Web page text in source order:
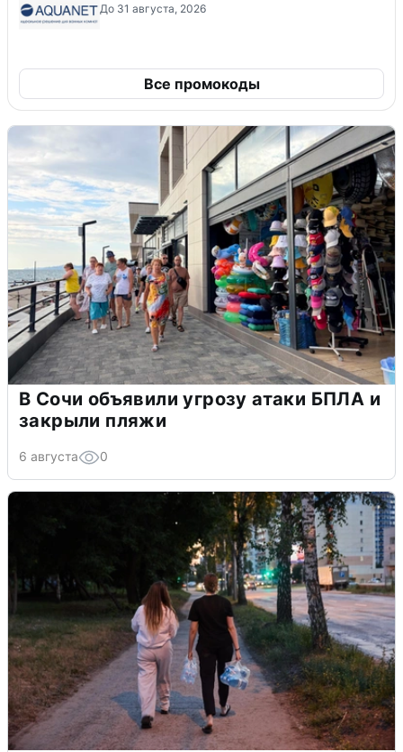
До 31 августа, 2026
Все промокоды
В Сочи объявили угрозу атаки БПЛА и
закрыли пляжи
6 августа 0